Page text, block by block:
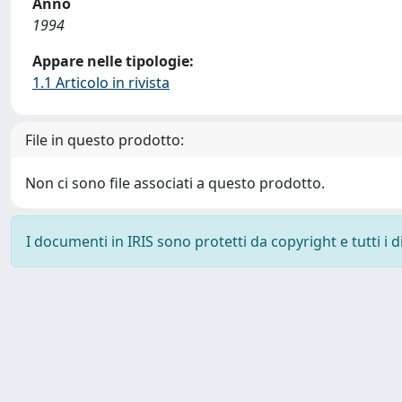
1994
Appare nelle tipologie:
1.1 Articolo in rivista
File in questo prodotto:
Non ci sono file associati a questo prodotto.
I documenti in IRIS sono protetti da copyright e tutti i